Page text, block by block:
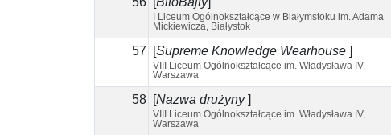
I Liceum Ogólnokształcące w Białymstoku im. Adama
Mickiewicza, Białystok
57 Supreme Knowledge Wearhouse
VIII Liceum Ogólnokształcące im. Władysława IV,
Warszawa
58 Nazwa drużyny
VIII Liceum Ogólnokształcące im. Władysława IV,
Warszawa